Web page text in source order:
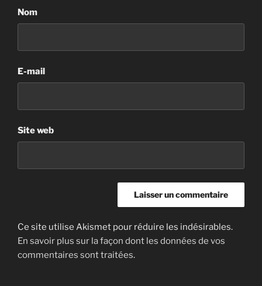
Nom
E-mail
Site web
Ce site utilise Akismet pour réduire les indésirables.
En savoir plus sur la façon dont les données de vos
commentaires sont traitées.